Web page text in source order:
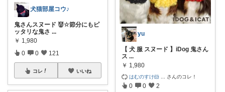
犬猫部屋コウ♪
鬼さんスヌード 👹☆節分にもピ
ッタリな鬼さ ...
￥ 1,980
0 0 121
コレ いいね
yu
【 犬 服 スヌード 】iDog 鬼さん
ス ...
￥ 1,980
はむのすけ🐹 さんのコレ！
0 0 2